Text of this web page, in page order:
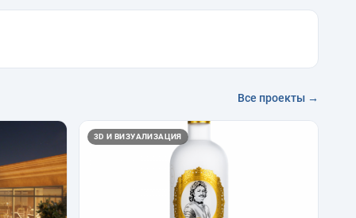
Все проекты →
3D И ВИЗУАЛИЗАЦИЯ